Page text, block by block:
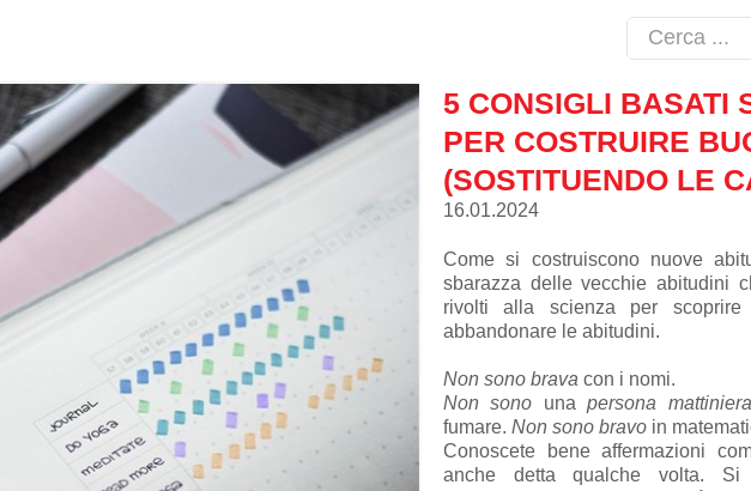
5 CONSIGLI BASATI
PER COSTRUIRE
(SOSTITUENDO LE
16.01.2024
Come si costruiscono nuove
sbarazza delle vecchie abitudini
rivolti alla scienza per scoprire
abbandonare le abitudini.
Non sono brava con i nomi.
Non sono unapersona mattiniera
fumare. Non sono bravoin
Conoscete bene affermazioni
anche detta qualche volta. Si